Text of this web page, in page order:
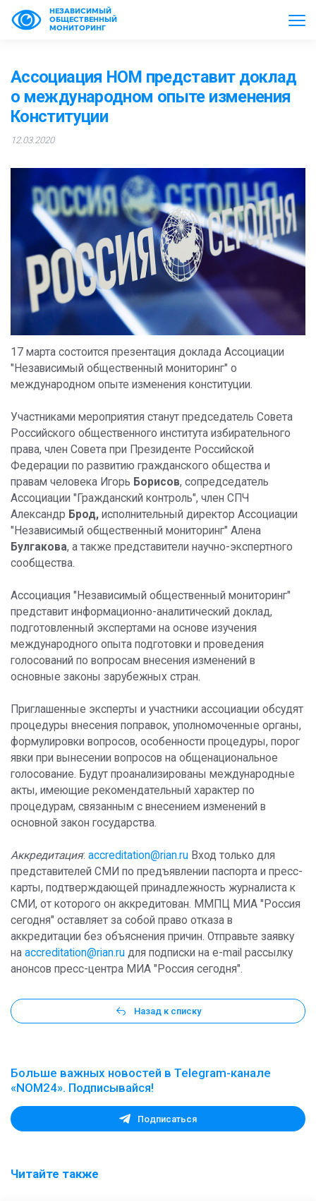
НЕЗАВИСИМЫЙ
ОБЩЕСТВЕННЫЙ
МОНИТОРИНГ
Ассоциация НОМ представит доклад
о международном опыте изменения
Конституции
12.03.2020
17 марта состоится презентация доклада Ассоциации
"Независимый общественный мониторинг" о
международном опыте изменения конституции.
Участниками мероприятия станут председатель Совета
Российского общественного института избирательного
права, член Совета при Президенте Российской
Федерации по развитию гражданского общества и
правам человека Игорь Борисов, сопредседатель
Ассоциации "Гражданский контроль", член СПЧ
Александр Брод, исполнительный директор Ассоциации
"Независимый общественный мониторинг" Алена
Булгакова, а также представители научно-экспертного
сообщества.
Ассоциация "Независимый общественный мониторинг"
представит информационно-аналитический доклад,
подготовленный экспертами на основе изучения
международного опыта подготовки и проведения
голосований по вопросам внесения изменений в
основные законы зарубежных стран.
Приглашенные эксперты и участники ассоциации обсудят
процедуры внесения поправок, уполномоченные органы,
формулировки вопросов, особенности процедуры, порог
явки при вынесении вопросов на общенациональное
голосование. Будут проанализированы международные
акты, имеющие рекомендательный характер по
процедурам, связанным с внесением изменений в
основной закон государства.
Аккредитация: accreditation@rian.ru Вход только для
представителей СМИ по предъявлении паспорта и пресс-
карты, подтверждающей принадлежность журналиста к
СМИ, от которого он аккредитован. ММПЦ МИА "Россия
сегодня" оставляет за собой право отказа в
аккредитации без объяснения причин. Отправьте заявку
на accreditation@rian.ru для подписки на e-mail рассылку
анонсов пресс-центра МИА "Россия сегодня".
Назад к списку
Больше важных новостей в Telegram-канале
«NOM24». Подписывайся!
Подписаться
Читайте также